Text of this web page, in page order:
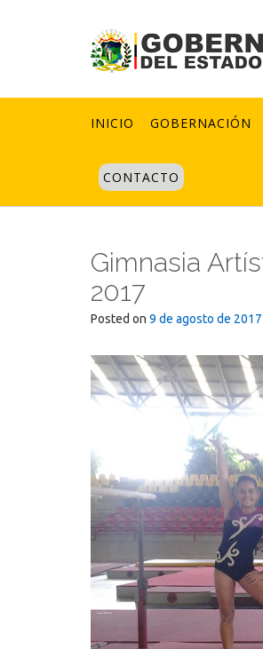
INICIO GOBERNACIÓN
CONTACTO
Gimnasia
2017
Posted on 9 de agosto de 2017